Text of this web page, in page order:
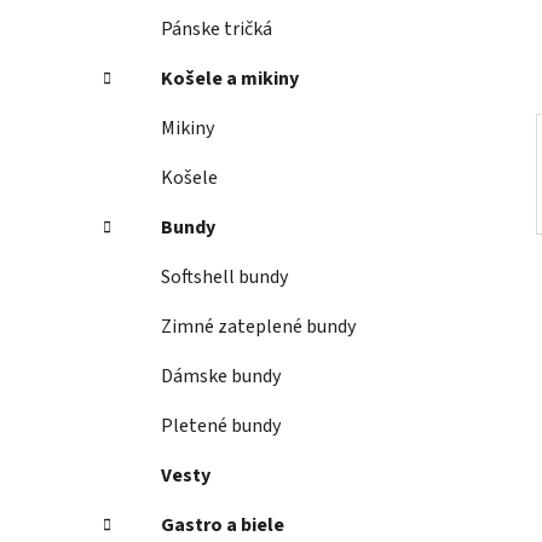
Pánske tričká
Košele a mikiny
Mikiny
Košele
Bundy
Softshell bundy
Zimné zateplené bundy
Dámske bundy
Pletené bundy
Vesty
Gastro a biele